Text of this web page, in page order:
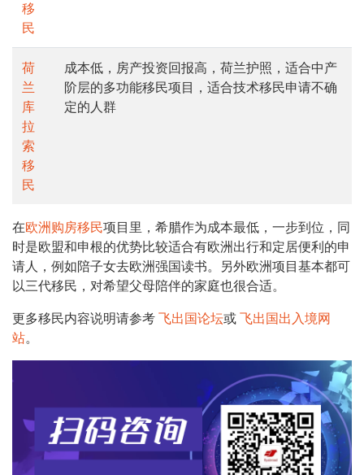
移
民
荷
兰
库
拉
索
移
民
成本低，房产投资回报高，荷兰护照，适合中产
阶层的多功能移民项目，适合技术移民申请不确
定的人群
在欧洲购房移民项目里，希腊作为成本最低，一步到位，同
时是欧盟和申根的优势比较适合有欧洲出行和定居便利的申
请人，例如陪子女去欧洲强国读书。另外欧洲项目基本都可
以三代移民，对希望父母陪伴的家庭也很合适。
更多移民内容说明请参考 飞出国论坛或 飞出国出入境网
站。